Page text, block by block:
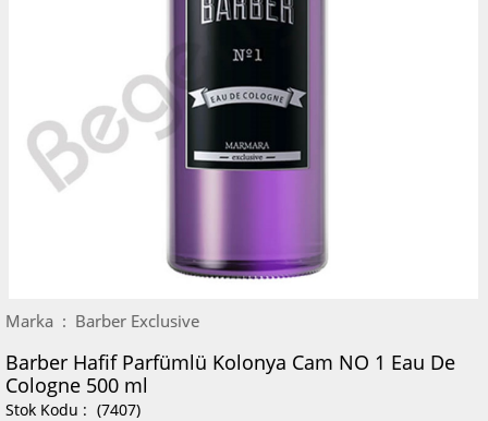
Marka : Barber Exclusive
Barber Hafif Parfümlü Kolonya Cam NO 1 Eau De
Cologne 500 ml
(7407)